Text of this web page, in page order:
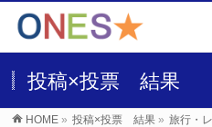
投稿×投票 結果
HOME » 投稿×投票 結果 » 旅行・